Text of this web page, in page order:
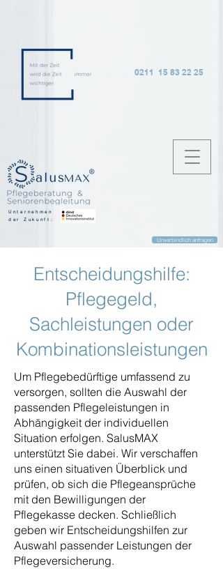
0211 15 83 22 25
Unternehmen
der Zukunft:
Unverbindlich anfragen
Entscheidungshilfe:
Pflegegeld,
Sachleistungen oder
Kombinationsleistungen
Um Pflegebedürftige umfassend zu
versorgen, sollten die Auswahl der
passenden Pflegeleistungen in
Abhängigkeit der individuellen
Situation erfolgen. SalusMAX
unterstützt Sie dabei. Wir verschaffen
uns einen situativen Überblick und
prüfen, ob sich die Pflegeansprüche
mit den Bewilligungen der
Pflegekasse decken. Schließlich
geben wir Entscheidungshilfen zur
Auswahl passender Leistungen der
Pflegeversicherung.